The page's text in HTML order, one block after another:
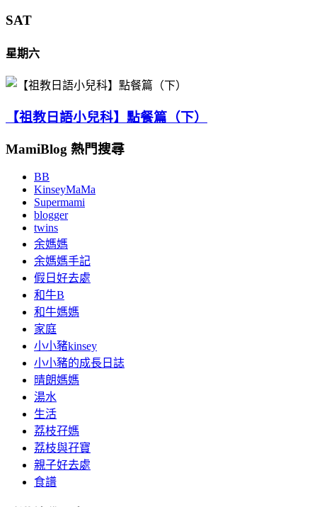
SAT
星期六
【祖教日語小兒科】點餐篇（下）
MamiBlog 熱門搜尋
BB
KinseyMaMa
Supermami
blogger
twins
余媽媽
余媽媽手記
假日好去處
和牛B
和牛媽媽
家庭
小小豬kinsey
小小豬的成長日誌
晴朗媽媽
湯水
生活
荔枝孖媽
荔枝與孖寶
親子好去處
食譜